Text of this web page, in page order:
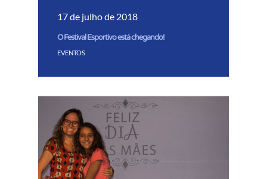
17 de julho de 2018
O Festival Esportivo está chegando!
EVENTOS